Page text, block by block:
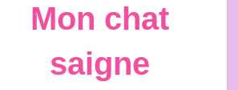
Mon chat
saigne